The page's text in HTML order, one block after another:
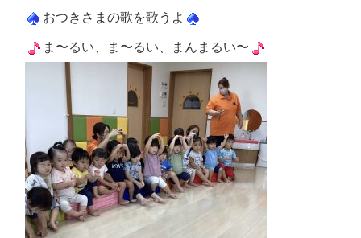
おつきさまの歌を歌うよ
ま〜るい、ま〜るい、まんまるい〜